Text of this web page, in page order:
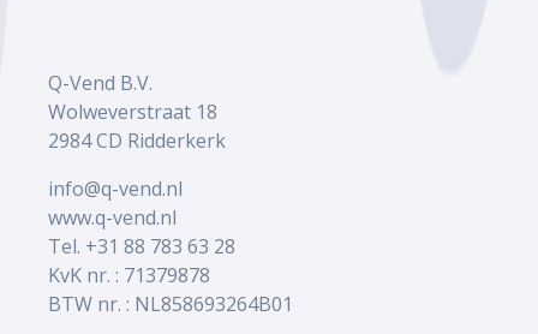
Q-Vend B.V.
Wolweverstraat 18
2984 CD Ridderkerk
info@q-vend.nl
www.q-vend.nl
Tel. +31 88 783 63 28
KvK nr. : 71379878
BTW nr. : NL858693264B01